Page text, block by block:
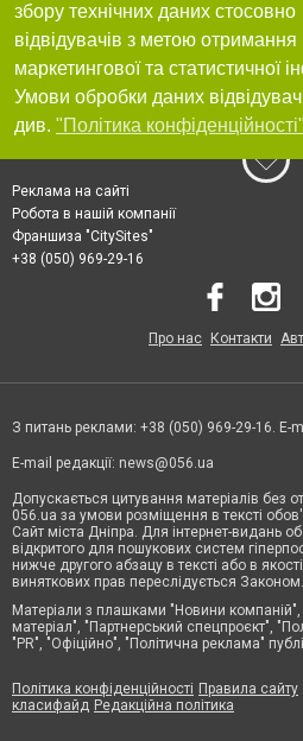
збору технічних даних стосовно
відвідувачів з метою отримання
маркетингової та статистичної
Умови обробки даних
див. "Політика конфіденційності"
Реклама на сайті
Робота в нашій компанії
Франшиза "CitySites"
+38 (050) 969-29-16
Про нас Контакти
З питань реклами: +38 (050) 969-29-16. E-
E-mail редакції: news@056.ua
Допускається цитування матеріалів без
056.ua за умови розміщення в тексті
Сайт міста Дніпра. Для інтернет-видань
відкритого для пошукових систем
нижче другого абзацу в тексті або в
виняткових прав переслідується Законом.
Матеріали з плашками "Новини
матеріал", "Партнерський спецпроєкт",
"PR", "Офіційно", "Політична реклама"
Політика конфіденційності Правила сайту
класифайд Редакційна політика